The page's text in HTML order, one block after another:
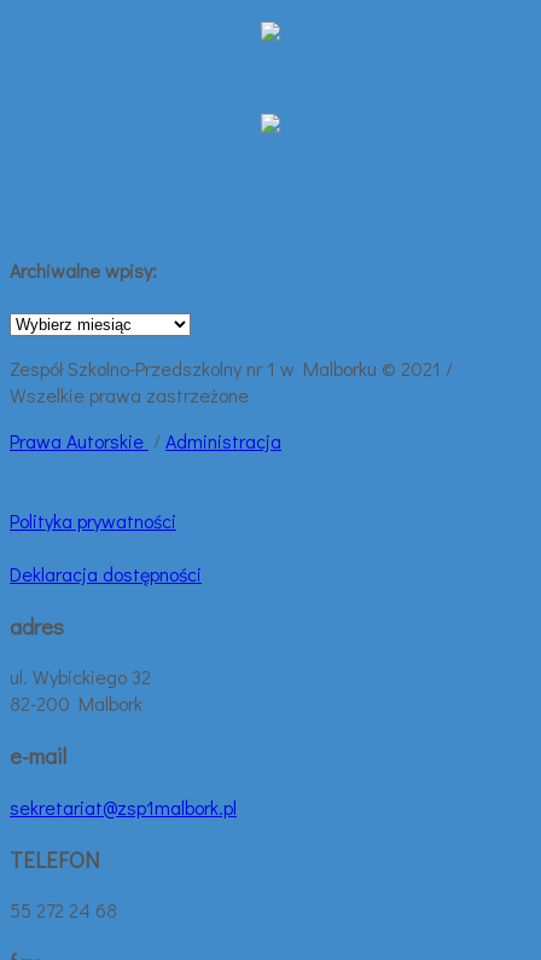
Archiwalne wpisy:
Archiwalne
Zespół Szkolno-Przedszkolny nr 1 w Malborku © 2021 /
Wszelkie prawa zastrzeżone
Prawa Autorskie /Administracja
Polityka prywatności
Deklaracja dostępności
adres
ul. Wybickiego 32
82-200 Malbork
e-mail
sekretariat@zsp1malbork.pl
TELEFON
55 272 24 68